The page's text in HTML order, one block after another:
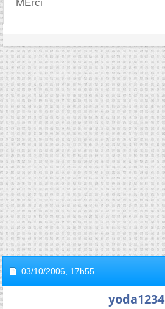
MErci
03/10/2006, 17h55
yoda1234